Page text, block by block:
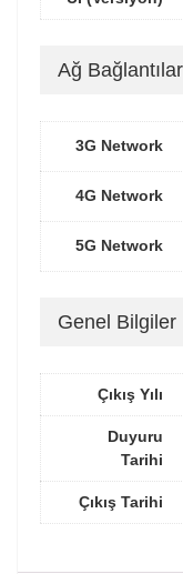
Ağ
3G Network
4G Network
5G Network
Genel Bilgiler
Çıkış Yılı
Duyuru
Tarihi
Çıkış Tarihi